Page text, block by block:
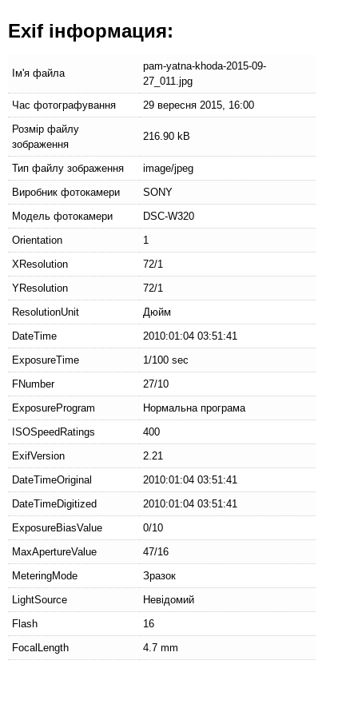
Exif інформация:
Ім'я файла
pam-yatna-khoda-2015-09-
27_011.jpg
Час фотографування
29 вересня 2015, 16:00
Розмір файлу
зображення
216.90 kB
Тип файлу зображення
image/jpeg
Виробник фотокамери
SONY
Модель фотокамери
DSC-W320
Orientation
1
XResolution
72/1
YResolution
72/1
ResolutionUnit
Дюйм
DateTime
2010:01:04 03:51:41
ExposureTime
1/100 sec
FNumber
27/10
ExposureProgram
Нормальна програма
ISOSpeedRatings
400
ExifVersion
2.21
DateTimeOriginal
2010:01:04 03:51:41
DateTimeDigitized
2010:01:04 03:51:41
ExposureBiasValue
0/10
MaxApertureValue
47/16
MeteringMode
Зразок
LightSource
Невідомий
Flash
16
FocalLength
4.7 mm